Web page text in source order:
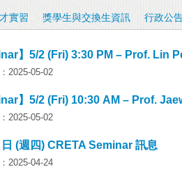
實習 獎學生與交換生資訊 行政公
】5/2 (Fri) 3:30 PM – Prof.
2025-05-02
】5/2 (Fri) 10:30 AM – Prof.
2025-05-02
(週四) CRETA Seminar 訊息
2025-04-24